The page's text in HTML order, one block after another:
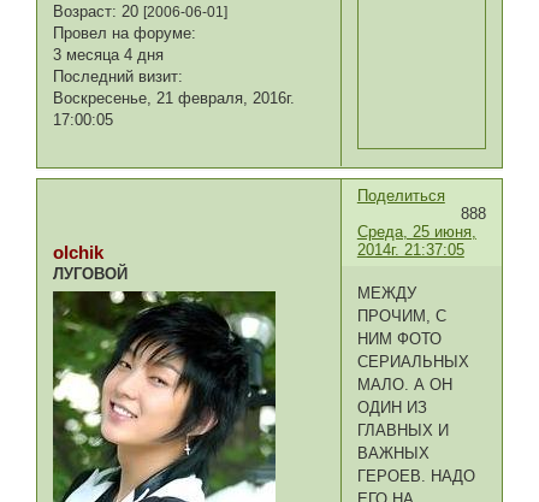
Возраст: 20[2006-06-01]
Провел на форуме:
3 месяца 4 дня
Последний визит:
Воскресенье, 21 февраля, 2016г.
17:00:05
Поделиться
888
Среда, 25 июня,
2014г. 21:37:05
olchik
ЛУГОВОЙ
МЕЖДУ
ПРОЧИМ, С
НИМ ФОТО
СЕРИАЛЬНЫХ
МАЛО. А ОН
ОДИН ИЗ
ГЛАВНЫХ И
ВАЖНЫХ
ГЕРОЕВ. НАДО